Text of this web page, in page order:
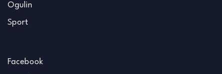
Ogulin
Sport
Facebook